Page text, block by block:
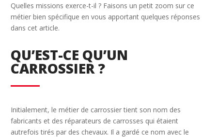
Quelles missions exerce-t-il ? Faisons un petit zoom sur ce
métier bien spécifique en vous apportant quelques réponses
dans cet article.
QU’EST-CE QU’UN
CARROSSIER ?
Initialement, le métier de carrossier tient son nom des
fabricants et des réparateurs de carrosses qui étaient
autrefois tirés par des chevaux. Il a gardé ce nom avec le